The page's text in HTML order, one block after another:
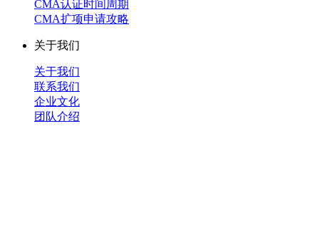
CMA认证时间周期
CMA扩项申请攻略
关于我们
关于我们
联系我们
企业文化
团队介绍